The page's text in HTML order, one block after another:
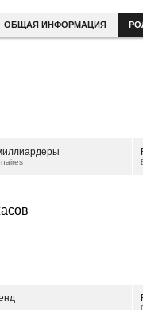
ОБЩАЯ ИНФОРМАЦИЯ